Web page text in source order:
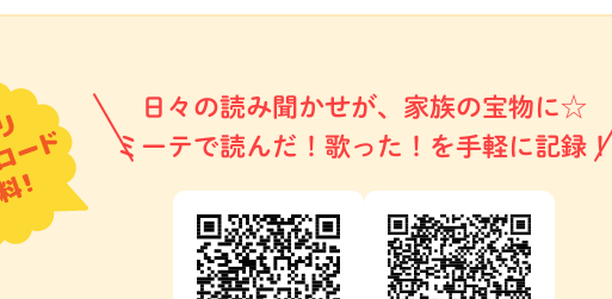
日々の読み聞かせが、家族の宝物に☆
ミーテで読んだ！歌った！を手軽に記録！